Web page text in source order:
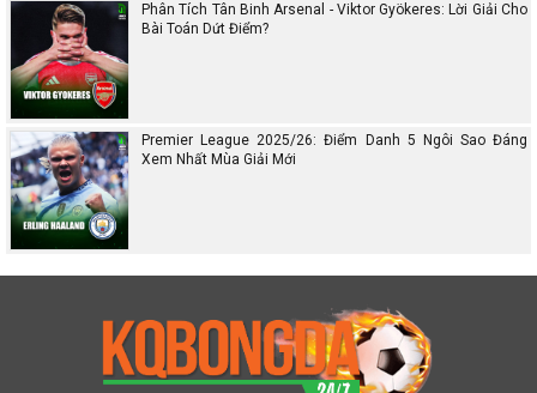
Phân Tích Tân Binh Arsenal - Viktor Gyökeres: Lời Giải Cho
Bài Toán Dứt Điểm?
Premier League 2025/26: Điểm Danh 5 Ngôi Sao Đáng
Xem Nhất Mùa Giải Mới